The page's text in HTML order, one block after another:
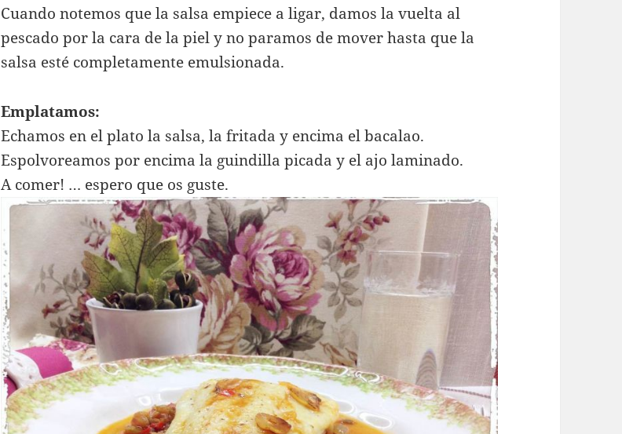
Cuando notemos que la salsa empiece a ligar, damos la vuelta al
pescado por la cara de la piel y no paramos de mover hasta que la
salsa esté completamente emulsionada.
Emplatamos:
Echamos en el plato la salsa, la fritada y encima el bacalao.
Espolvoreamos por encima la guindilla picada y el ajo laminado.
A comer! … espero que os guste.